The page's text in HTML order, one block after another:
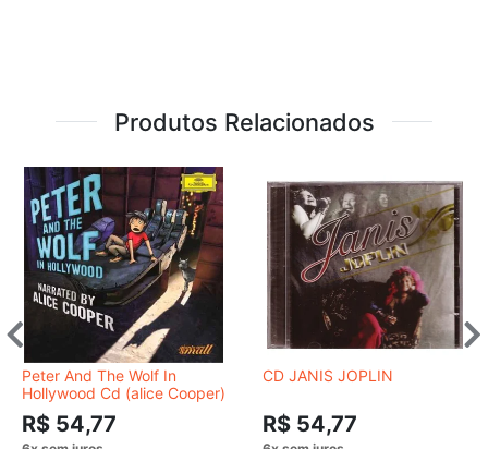
Produtos Relacionados
Peter And The Wolf In
Hollywood Cd (alice Cooper)
R$ 54,77
CD JANIS JOPLIN
R$ 54,77